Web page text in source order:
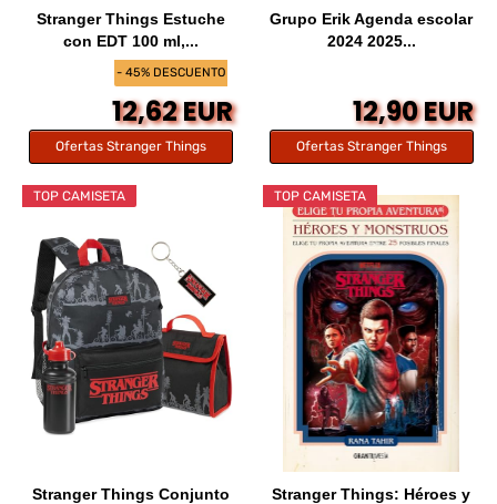
- 45% DESCUENTO
Stranger Things Estuche
con EDT 100 ml,...
12,62 EUR
Ofertas Stranger Things
Grupo Erik Agenda escolar
2024 2025...
12,90 EUR
Ofertas Stranger Things
TOP CAMISETA
Stranger Things Conjunto
TOP CAMISETA
Stranger Things: Héroes y